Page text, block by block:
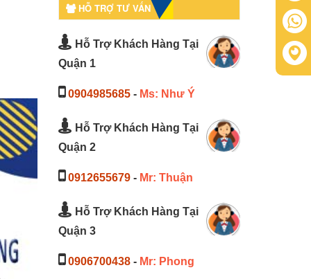
HỖ TRỢ TƯ VẤN
Hỗ Trợ Khách Hàng Tại
Quận 1
0904985685- Ms: Như Ý
Hỗ Trợ Khách Hàng Tại
Quận 2
0912655679- Mr: Thuận
Hỗ Trợ Khách Hàng Tại
Quận 3
0906700438- Mr: Phong